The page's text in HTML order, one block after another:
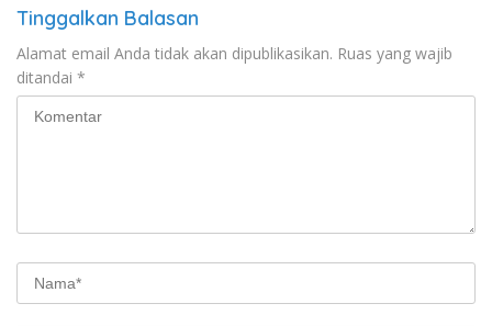
Tinggalkan Balasan
Alamat email Anda tidak akan dipublikasikan. Ruas yang wajib
ditandai *